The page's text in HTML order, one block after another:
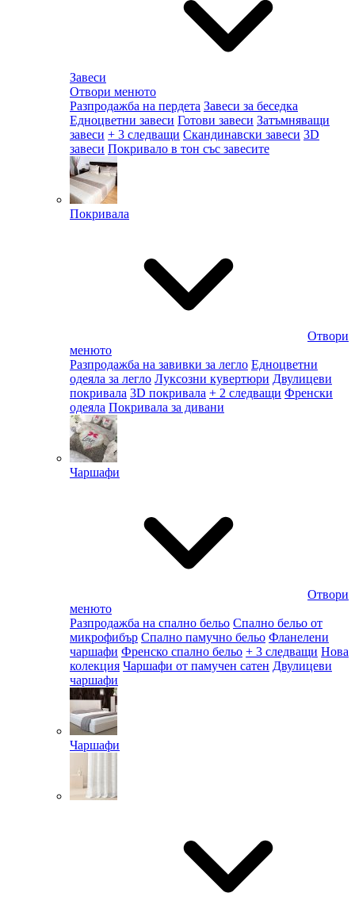
Завеси
Отвори менюто
Разпродажба на пердета Завеси за беседка
Едноцветни завеси Готови завеси Затъмняващи
завеси + 3 следващи Скандинавски завеси 3D
завеси Покривало в тон със завесите
Покривала
Отвори
менюто
Разпродажба на завивки за легло Едноцветни
одеяла за легло Луксозни кувертюри Двулицеви
покривала 3D покривала + 2 следващи Френски
одеяла Покривала за дивани
Чаршафи
Отвори
менюто
Разпродажба на спално бельо Спално бельо от
микрофибър Спално памучно бельо Фланелени
чаршафи Френско спално бельо + 3 следващи Нова
колекция Чаршафи от памучен сатен Двулицеви
чаршафи
Чаршафи